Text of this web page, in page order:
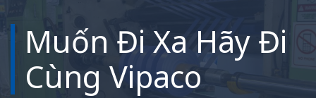
Muốn Đi Xa Hãy Đi
Cùng Vipaco